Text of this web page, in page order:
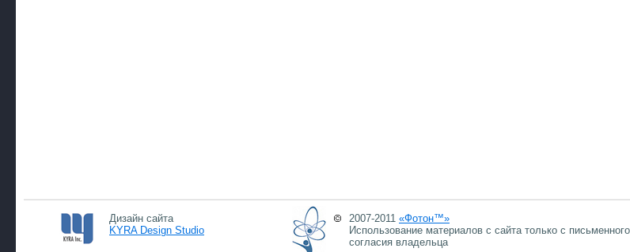
Дизайн сайта
KYRA Design Studio
2007-2011 «Фотон™»
Использование материалов с сайта только с письменного
согласия владельца